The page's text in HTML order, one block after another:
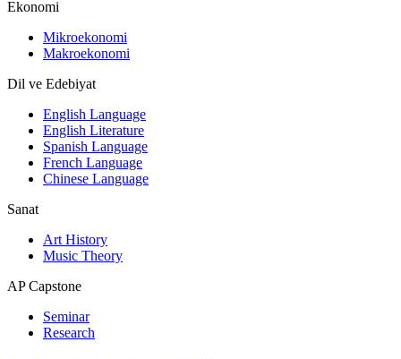
Ekonomi
Mikroekonomi
Makroekonomi
Dil ve Edebiyat
English Language
English Literature
Spanish Language
French Language
Chinese Language
Sanat
Art History
Music Theory
AP Capstone
Seminar
Research